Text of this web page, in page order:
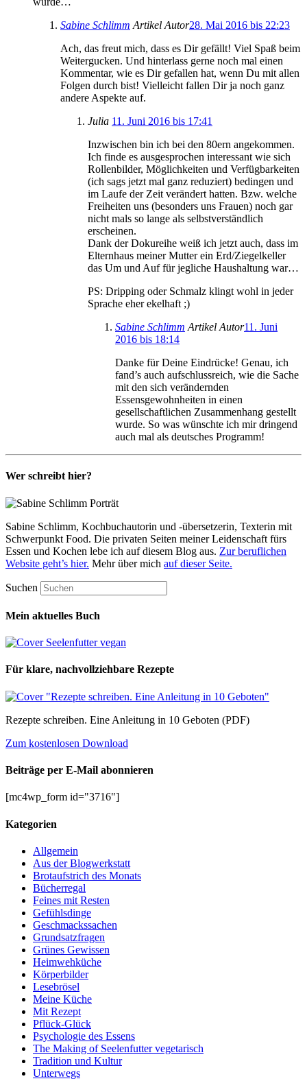
Sabine Schlimm Artikel Autor28. Mai 2016 bis 22:23
Ach, das freut mich, dass es Dir gefällt! Viel Spaß beim
Weitergucken. Und hinterlass gerne noch mal einen
Kommentar, wie es Dir gefallen hat, wenn Du mit allen
Folgen durch bist! Vielleicht fallen Dir ja noch ganz
andere Aspekte auf.
Julia 11. Juni 2016 bis 17:41
Inzwischen bin ich bei den 80ern angekommen.
Ich finde es ausgesprochen interessant wie sich
Rollenbilder, Möglichkeiten und Verfügbarkeiten
(ich sags jetzt mal ganz reduziert) bedingen und
im Laufe der Zeit verändert hatten. Bzw. welche
Freiheiten uns (besonders uns Frauen) noch gar
nicht mals so lange als selbstverständlich
erscheinen.
Dank der Dokureihe weiß ich jetzt auch, dass im
Elternhaus meiner Mutter ein Erd/Ziegelkeller
das Um und Auf für jegliche Haushaltung war…
PS: Dripping oder Schmalz klingt wohl in jeder
Sprache eher ekelhaft ;)
Sabine Schlimm Artikel Autor11. Juni
2016 bis 18:14
Danke für Deine Eindrücke! Genau, ich
fand’s auch aufschlussreich, wie die Sache
mit den sich verändernden
Essensgewohnheiten in einen
gesellschaftlichen Zusammenhang gestellt
wurde. So was wünschte ich mir dringend
auch mal als deutsches Programm!
Wer schreibt hier?
Sabine Schlimm, Kochbuchautorin und -übersetzerin, Texterin mit
Schwerpunkt Food. Die privaten Seiten meiner Leidenschaft fürs
Essen und Kochen lebe ich auf diesem Blog aus. Zur beruflichen
Website geht’s hier. Mehr über mich auf dieser Seite.
Suchen
Mein aktuelles Buch
Für klare, nachvollziehbare Rezepte
Rezepte schreiben. Eine Anleitung in 10 Geboten (PDF)
Zum kostenlosen Download
Beiträge per E-Mail abonnieren
[mc4wp_form id="3716"]
Kategorien
Allgemein
Aus der Blogwerkstatt
Brotaufstrich des Monats
Bücherregal
Feines mit Resten
Gefühlsdinge
Geschmackssachen
Grundsatzfragen
Grünes Gewissen
Heimwehküche
Körperbilder
Lesebrösel
Meine Küche
Mit Rezept
Pflück-Glück
Psychologie des Essens
The Making of Seelenfutter vegetarisch
Tradition und Kultur
Unterwegs